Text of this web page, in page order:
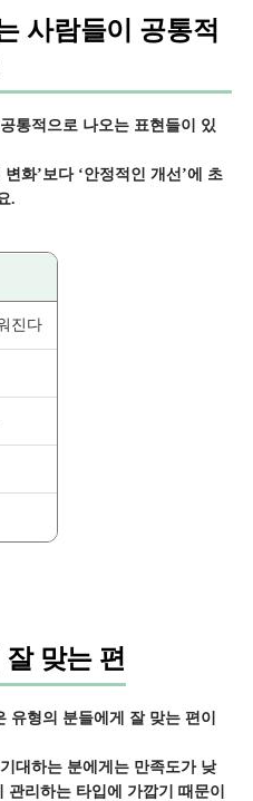
사람들이 공통적
통적으로 나오는 표현들이 있
화’보다 ‘안정적인 개선’에 초
.
진다
맞는 편
유형의 분들에게 잘 맞는 편이
대하는 분에게는 만족도가 낮
리하는 타입에 가깝기 때문이